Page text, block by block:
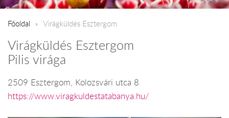
Főoldal Virágküldés Esztergom
Virágküldés Esztergom
Pilis virága
2509 Esztergom, Kolozsvári utca 8
https://www.viragkuldestatabanya.hu/